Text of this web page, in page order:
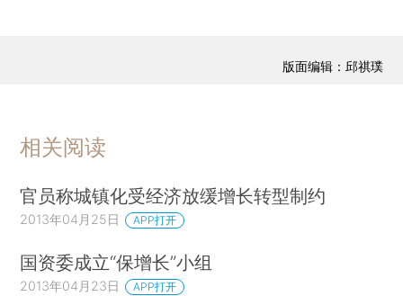
版面编辑：邱祺璞
相关阅读
官员称城镇化受经济放缓增长转型制约
2013年04月25日 APP打开
国资委成立“保增长”小组
2013年04月23日 APP打开